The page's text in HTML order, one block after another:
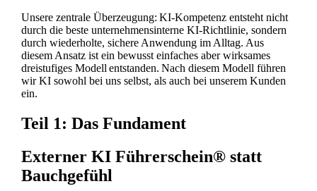
Unsere zentrale Überzeugung: KI-Kompetenz entsteht nicht
durch die beste unternehmensinterne KI-Richtlinie, sondern
durch wiederholte, sichere Anwendung im Alltag. Aus
diesem Ansatz ist ein bewusst einfaches aber wirksames
dreistufiges Modell entstanden. Nach diesem Modell führen
wir KI sowohl bei uns selbst, als auch bei unserem Kunden
ein.
Teil 1: Das Fundament
Externer KI Führerschein® statt
Bauchgefühl